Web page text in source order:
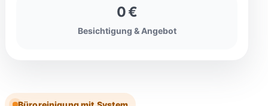
0 €
Besichtigung & Angebot